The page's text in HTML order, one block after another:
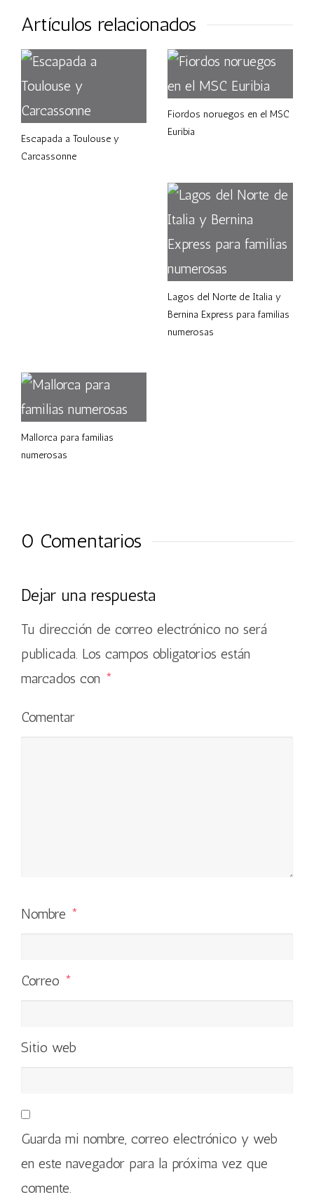
Artículos relacionados
Escapada a Toulouse y
Carcassonne
Fiordos noruegos en el MSC
Euribia
Lagos del Norte de Italia y
Bernina Express para familias
numerosas
Mallorca para familias
numerosas
0 Comentarios
Dejar una respuesta
Tu dirección de correo electrónico no será
publicada. Los campos obligatorios están
marcados con *
Comentar
Nombre *
Correo *
Sitio web
Guarda mi nombre, correo electrónico y web
en este navegador para la próxima vez que
comente.